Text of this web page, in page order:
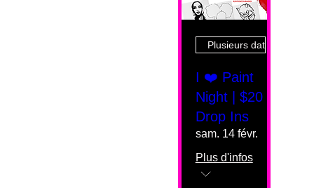
Plusieurs dates
I ❤️ Paint
Night | $20
Drop Ins
sam. 14 févr.
Plus d'infos